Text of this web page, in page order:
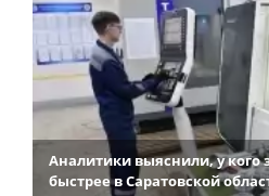
Аналитики выяснили, у кого
быстрее в Саратовской